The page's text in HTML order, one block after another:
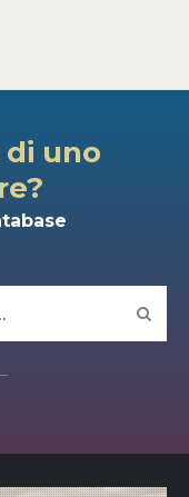
di uno